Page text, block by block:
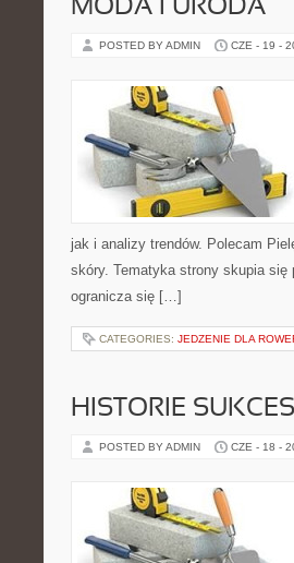
MODA I URODA
POSTED BY ADMIN CZE - 19 -
jak i analizy trendów. Polecam
skóry. Tematyka strony skupia
ogranicza się […]
CATEGORIES: JEDZENIE DLA
HISTORIE
POSTED BY ADMIN CZE - 18 -